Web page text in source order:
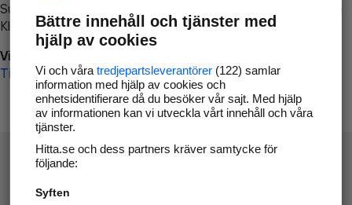
Surfa till
Klicka påTillbaka-knappen i webbläsaren och försök igen
Vi beklagar besväret!
Till startsidan
Hitta.se - Gratis nummerupplysning.
Bättre innehåll och tjänster med
hjälp av cookies
Vi och våra tredjepartsleverantörer(122) samlar
information med hjälp av cookies och
enhetsidentifierare då du besöker vår sajt. Med hjälp
av informationen kan vi utveckla vårt innehåll och våra
tjänster.
Hitta.se och dess partners kräver samtycke för
följande:
Syften